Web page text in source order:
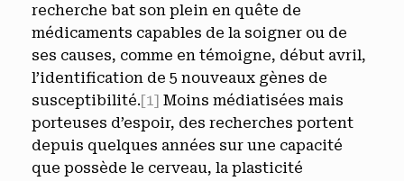
recherche bat son plein en quête de
médicaments capables de la soigner ou de
ses causes, comme en témoigne, début avril,
l’identification de 5 nouveaux gènes de
susceptibilité.[1] Moins médiatisées mais
porteuses d’espoir, des recherches portent
depuis quelques années sur une capacité
que possède le cerveau, la plasticité